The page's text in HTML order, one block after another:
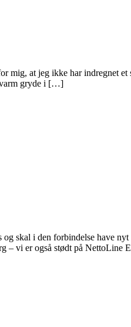
mig, at jeg ikke har indregnet
varm gryde i […]
skal i den forbindelse have
– vi er også stødt på NettoLine